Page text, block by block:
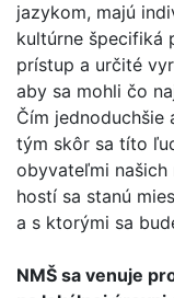
jazykom, majú
kultúrne špecifiká
prístup a určité
aby sa mohli čo
Čím jednoduchšie
tým skôr sa títo
obyvateľmi
hostí sa stanú
a s ktorými sa
NMŠ sa venuje